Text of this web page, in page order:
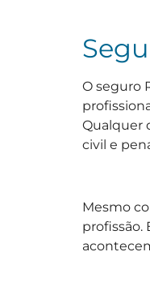
O seguro
Qualquer
civil e
Mesmo
profissão.